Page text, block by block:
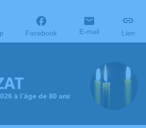
Facebook E-mail Lien
à l'âge de 80 ans